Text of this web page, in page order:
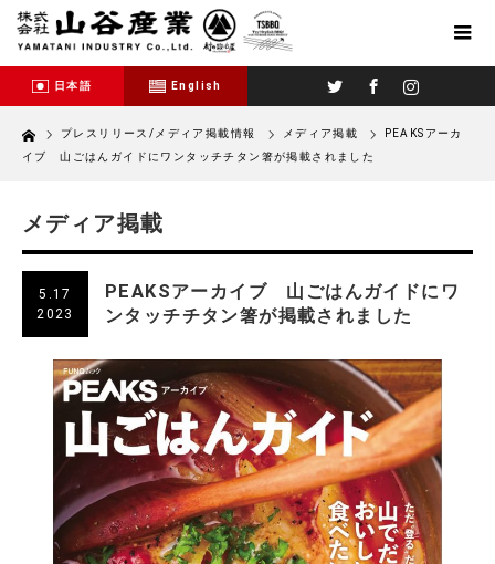
日本語 English
Home プレスリリース/メディア掲載情報 メディア掲載
PEAKSアーカ
イブ 山ごはんガイドにワンタッチチタン箸が掲載されました
メディア掲載
5.17
2023
PEAKSアーカイブ 山ごはんガイドにワ
ンタッチチタン箸が掲載されました